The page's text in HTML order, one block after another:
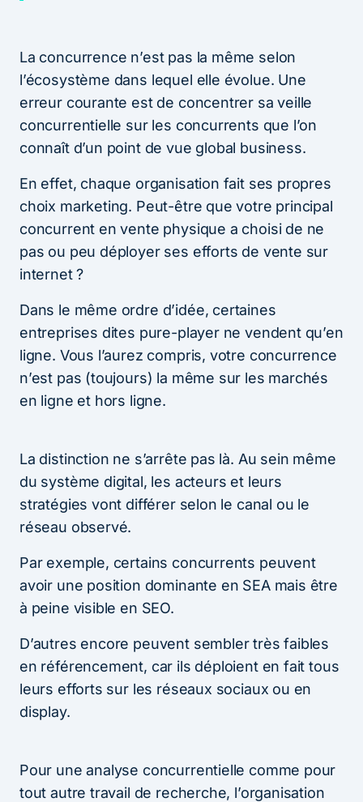
La concurrence n’est pas la même selon
l’écosystème dans lequel elle évolue. Une
erreur courante est de concentrer sa veille
concurrentielle sur les concurrents que l’on
connaît d’un point de vue global business.
En effet, chaque organisation fait ses propres
choix marketing. Peut-être que votre principal
concurrent en vente physique a choisi de ne
pas ou peu déployer ses efforts de vente sur
internet ?
Dans le même ordre d’idée, certaines
entreprises dites pure-player ne vendent qu’en
ligne. Vous l’aurez compris, votre concurrence
n’est pas (toujours) la même sur les marchés
en ligne et hors ligne.
La distinction ne s’arrête pas là. Au sein même
du système digital, les acteurs et leurs
stratégies vont différer selon le canal ou le
réseau observé.
Par exemple, certains concurrents peuvent
avoir une position dominante en SEA mais être
à peine visible en SEO.
D’autres encore peuvent sembler très faibles
en référencement, car ils déploient en fait tous
leurs efforts sur les réseaux sociaux ou en
display.
Pour une analyse concurrentielle comme pour
tout autre travail de recherche, l’organisation